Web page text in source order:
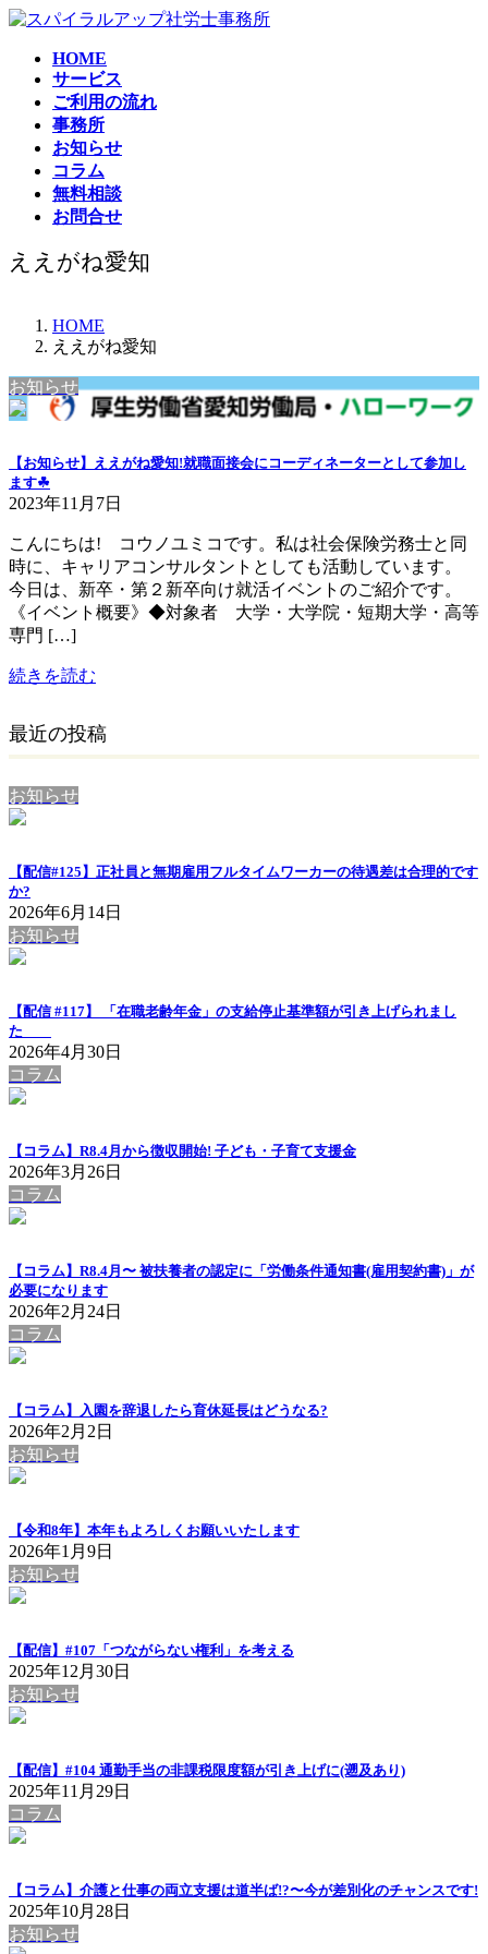
コ
ナ
HOME
サービス
ご利用の流れ
事務所
お知らせ
コラム
無料相談
お問合せ
ええがね愛知
HOME
ええがね愛知
お知らせ
【お知らせ】ええがね愛知!就職面接会にコーディネーターとして参加し
ます☘
2023年11月7日
こんにちは! コウノユミコです。私は社会保険労務士と同
時に、キャリアコンサルタントとしても活動しています。
今日は、新卒・第２新卒向け就活イベントのご紹介です。
《イベント概要》◆対象者 大学・大学院・短期大学・高等
専門 […]
続きを読む
最近の投稿
お知らせ
【配信#125】正社員と無期雇用フルタイムワーカーの待遇差は合理的です
か?
2026年6月14日
お知らせ
【配信 #117】 「在職老齢年金」の支給停止基準額が引き上げられまし
た
2026年4月30日
コラム
【コラム】R8.4月から徴収開始! 子ども・子育て支援金
2026年3月26日
コラム
【コラム】R8.4月〜 被扶養者の認定に「労働条件通知書(雇用契約書)」が
必要になります
2026年2月24日
コラム
【コラム】入園を辞退したら育休延長はどうなる?
2026年2月2日
お知らせ
【令和8年】本年もよろしくお願いいたします
2026年1月9日
お知らせ
【配信】#107「つながらない権利」を考える
2025年12月30日
お知らせ
【配信】#104 通勤手当の非課税限度額が引き上げに(遡及あり)
2025年11月29日
コラム
【コラム】介護と仕事の両立支援は道半ば!?〜今が差別化のチャンスです!
2025年10月28日
お知らせ